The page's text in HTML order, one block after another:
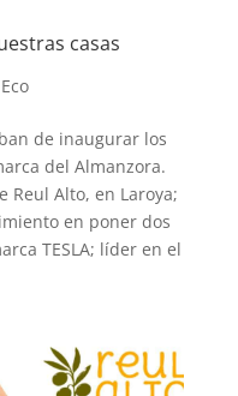
casas
Eco
de inaugurar los
del Almanzora.
Reul Alto, en Laroya;
en poner dos
TESLA; líder en el